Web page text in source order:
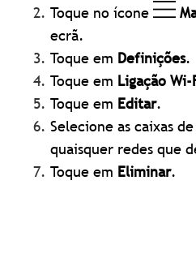
Toque no ícone
ecrã.
Toque em Definições.
Toque em Ligação Wi-
Toque em Editar.
Selecione as caixas
quaisquer redes que
Toque em Eliminar.